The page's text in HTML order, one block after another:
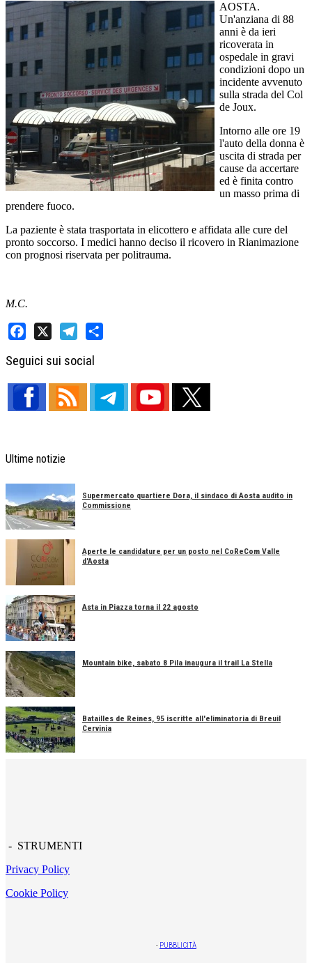
AOSTA.
Un'anziana di 88
anni è da ieri
ricoverata in
ospedale in gravi
condizioni dopo un
incidente avvenuto
sulla strada del Col
de Joux.
Intorno alle ore 19
l'auto della donna è
uscita di strada per
cause da accertare
ed è finita contro
un masso prima di
prendere fuoco.
La paziente è stata trasportata in elicottero e affidata alle cure del
pronto soccorso. I medici hanno deciso il ricovero in Rianimazione
con prognosi riservata per politrauma.
M.C.
Seguici sui social
Ultime notizie
Supermercato quartiere Dora, il sindaco di Aosta audito in
Commissione
Aperte le candidature per un posto nel CoReCom Valle
d'Aosta
Asta in Piazza torna il 22 agosto
Mountain bike, sabato 8 Pila inaugura il trail La Stella
Batailles de Reines, 95 iscritte all'eliminatoria di Breuil
Cervinia
- STRUMENTI
Privacy Policy
Cookie Policy
- PUBBLICITÀ